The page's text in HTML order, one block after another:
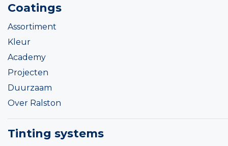
Coatings
Assortiment
Kleur
Academy
Projecten
Duurzaam
Over Ralston
Tinting systems